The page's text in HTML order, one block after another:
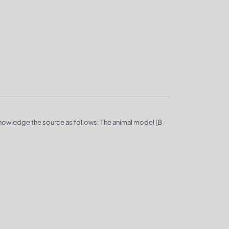
the source as follows: The animal model [B-